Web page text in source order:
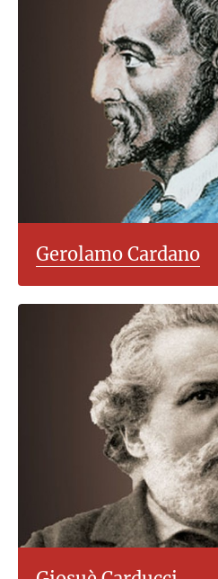
Gerolamo Cardano